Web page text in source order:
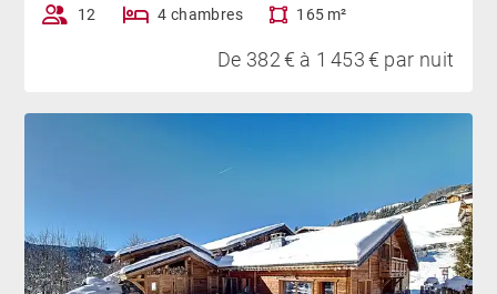
12 4 chambres 165 m²
De 382 € à 1 453 € par nuit